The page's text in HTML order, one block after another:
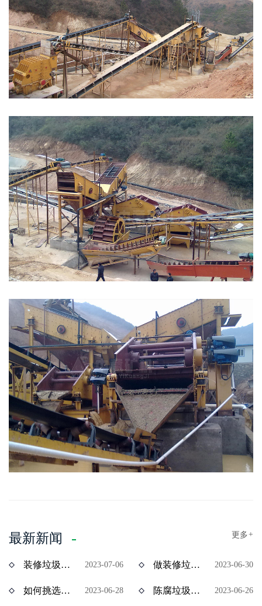
最新新闻 更多+
装修垃圾风选机分选效果怎么样？价格多少？ 2023-07-06 做装修垃圾资源化处理项目挣钱吗？装修垃圾设备价格多少？ 2023-06-30
如何挑选陈腐垃圾分拣设备？多少钱一台？ 2023-06-28 陈腐垃圾如何资源化处理？陈腐垃圾处理设备有哪些？ 2023-06-26